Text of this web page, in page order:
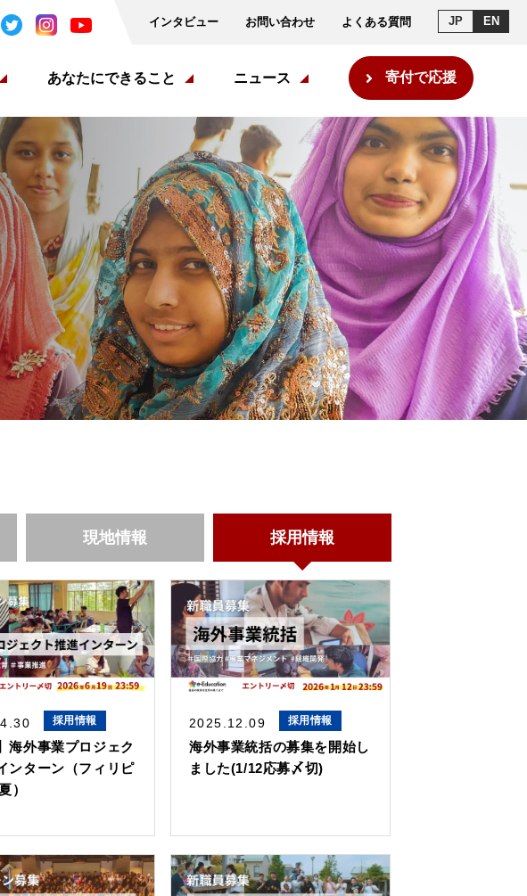
インタビュー お問い合わせ よくある質問 JP EN
あなたにできること ニュース 寄付で応援
現地情報 採用情報
採用情報
海外事業プロジェク
ンターン（フィリピ
）
2025.12.09 採用情報
海外事業統括の募集を開始し
ました(1/12応募〆切)